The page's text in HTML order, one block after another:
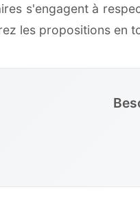
s'engagent à
les propositions en